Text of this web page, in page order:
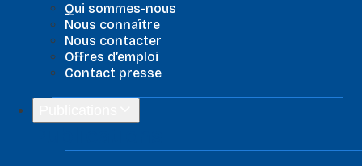
Qui sommes-nous
Nous connaître
Nous contacter
Offres d’emploi
Contact presse